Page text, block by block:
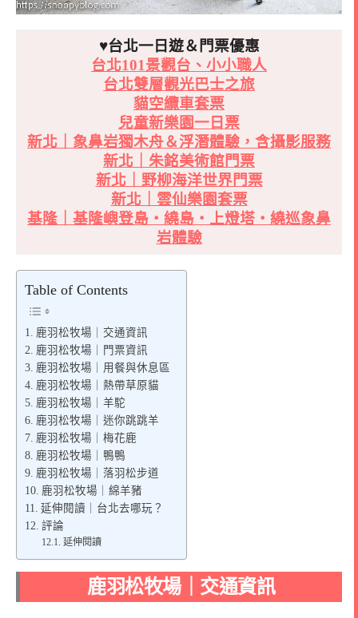
♥台北一日遊＆門票優惠
台北101景觀台、小小職人
台北雙層觀光巴士之旅
貓空纜車套票
兒童新樂園一日票
新北｜象鼻岩獨木舟＆浮潛體驗，含攝影服務
新北｜朱銘美術館門票
新北｜野柳海洋世界門票
新北｜雲仙樂園套票
基隆｜基隆嶼登島・繞島・上燈塔・繞巡象鼻
岩體驗
Table of Contents
鹿羽松牧場｜交通資訊
鹿羽松牧場｜門票資訊
鹿羽松牧場｜用餐與休息區
鹿羽松牧場｜熱帶草原貓
鹿羽松牧場｜羊駝
鹿羽松牧場｜迷你跳跳羊
鹿羽松牧場｜梅花鹿
鹿羽松牧場｜鴨鴨
鹿羽松牧場｜落羽松步道
鹿羽松牧場｜綿羊豬
延伸閱讀｜台北去哪玩？
評論
延伸閱讀
鹿羽松牧場｜交通資訊